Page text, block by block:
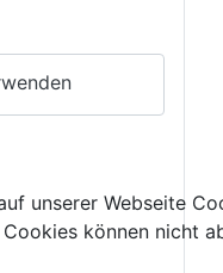
unserer Webseite
können nicht